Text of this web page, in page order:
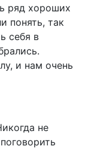
ряд хороших
понять, так
себя в
и нам очень
не